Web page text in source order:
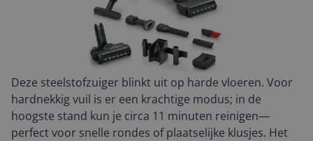
Deze steelstofzuiger blinkt uit op harde vloeren. Voor
hardnekkig vuil is er een krachtige modus; in de
hoogste stand kun je circa 11 minuten reinigen—
perfect voor snelle rondes of plaatselijke klusjes. Het